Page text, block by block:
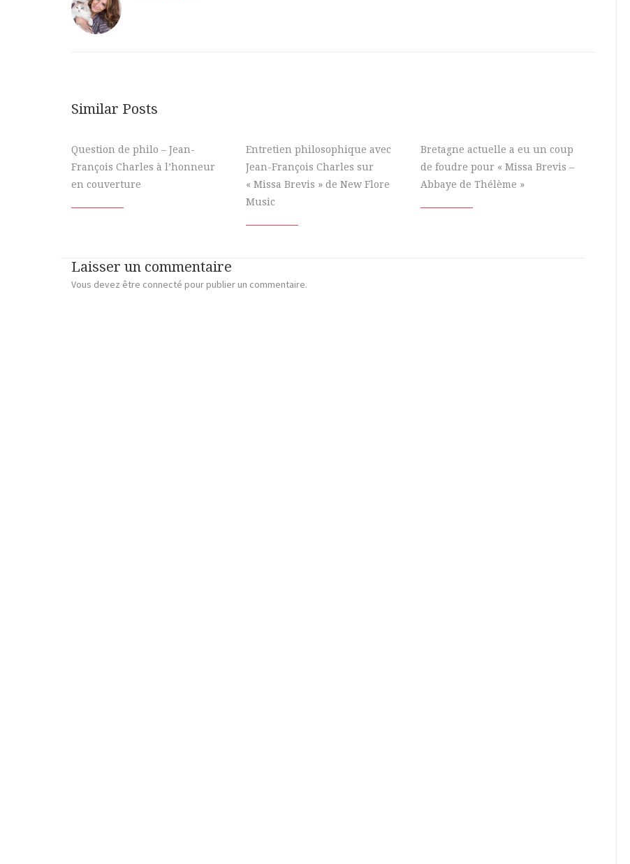
Similar Posts
Question de philo – Jean-
François Charles à l’honneur
en couverture
Entretien philosophique avec
Jean-François Charles sur
« Missa Brevis » de New Flore
Music
Bretagne actuelle a eu un coup
de foudre pour « Missa Brevis –
Abbaye de Thélème »
Laisser un commentaire
Vous devez être connecté pour publier un commentaire.